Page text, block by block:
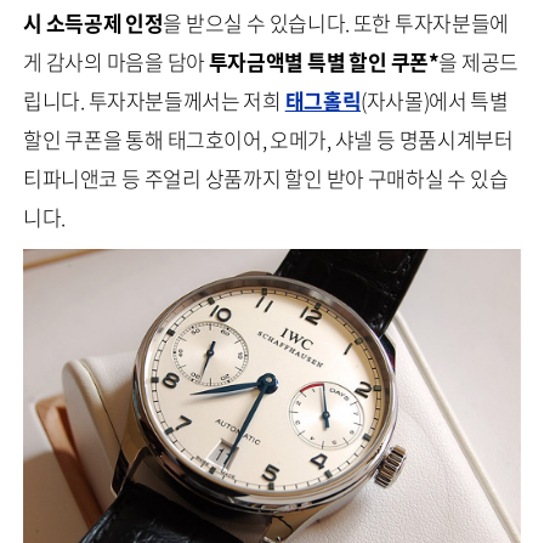
시 소득공제 인정을 받으실 수 있습니다. 또한 투자자분들에
게 감사의 마음을 담아투자금액별 특별 할인 쿠폰*을 제공드
립니다. 투자자분들께서는 저희 태그홀릭(자사몰)에서 특별
할인 쿠폰을 통해 태그호이어, 오메가, 샤넬 등 명품시계부터
티파니앤코 등 주얼리 상품까지 할인 받아 구매하실 수 있습
니다.